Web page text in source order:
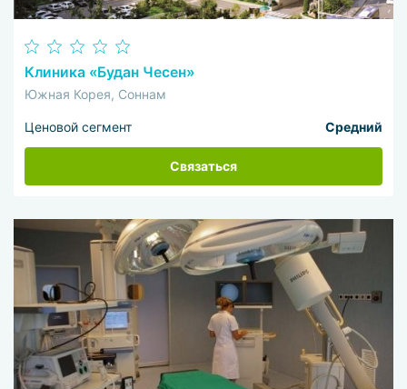
Клиника «Будан Чесен»
Южная Корея, Соннам
Ценовой сегмент Средний
Связаться